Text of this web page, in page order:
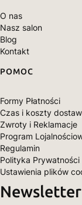
O nas
Nasz salon
Blog
Kontakt
POMOC
Formy Płatności
Czas i koszty
Zwroty i Reklamacje
Program
Regulamin
Polityka Prywatności
Ustawienia plików
Newsletter